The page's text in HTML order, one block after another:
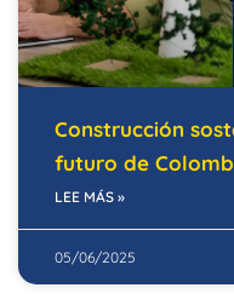
Construcción
futuro de
LEE MÁS »
05/06/2025